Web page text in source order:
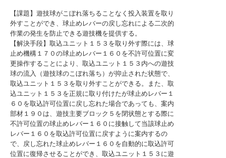
【課題】遊技球がこぼれ落ちることなく投入装置を取り
外すことができ、球止めレバーの戻し忘れによる二次的
作業の発生を防止できる遊技機を提供する。
【解決手段】取込ユニット１５３を取り外す際には、球
止め機構１７０の球止めレバー１６０を不許可位置に変
更操作することにより、取込ユニット１５３内への遊技
球の流入（遊技球のこぼれ落ち）が抑止された状態で、
取込ユニット１５３を取り外すことができる。また、取
込ユニット１５３を正規に取り付けたが球止めレバー１
６０を取込許可位置に戻し忘れた場合であっても、案内
部材１９０は、遊技主要ブロック５を閉状態とする際に
不許可位置の球止めレバー１６０に接触して当該球止め
レバー１６０を取込許可位置に戻すように案内するの
で、戻し忘れた球止めレバー１６０を自動的に取込許可
位置に復帰させることができ、取込ユニット１５３に遊